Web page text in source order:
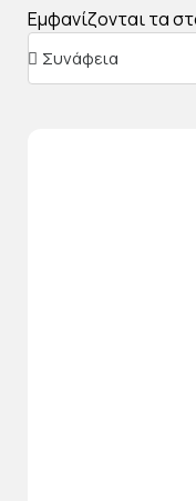
Εμφανίζονται τα